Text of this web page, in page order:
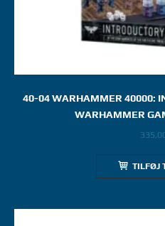
40-04 WARHAMMER 40000:
WARHAMMER
TILFØJ